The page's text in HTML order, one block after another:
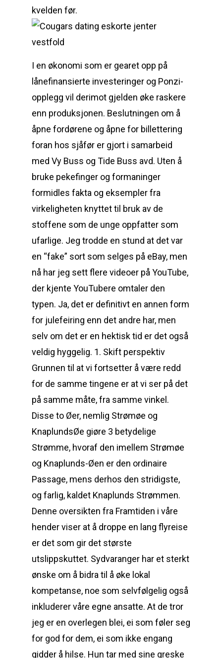
kvelden før.
I en økonomi som er gearet opp på
lånefinansierte investeringer og Ponzi-
opplegg vil derimot gjelden øke raskere
enn produksjonen. Beslutningen om å
åpne fordørene og åpne for billettering
foran hos sjåfør er gjort i samarbeid
med Vy Buss og Tide Buss avd. Uten å
bruke pekefinger og formaninger
formidles fakta og eksempler fra
virkeligheten knyttet til bruk av de
stoffene som de unge oppfatter som
ufarlige. Jeg trodde en stund at det var
en “fake” sort som selges på eBay, men
nå har jeg sett flere videoer på YouTube,
der kjente YouTubere omtaler den
typen. Ja, det er definitivt en annen form
for julefeiring enn det andre har, men
selv om det er en hektisk tid er det også
veldig hyggelig. 1. Skift perspektiv
Grunnen til at vi fortsetter å være redd
for de samme tingene er at vi ser på det
på samme måte, fra samme vinkel.
Disse to Øer, nemlig Strømøe og
KnaplundsØe giøre 3 betydelige
Strømme, hvoraf den imellem Strømøe
og Knaplunds-Øen er den ordinaire
Passage, mens derhos den stridigste,
og farlig, kaldet Knaplunds Strømmen.
Denne oversikten fra Framtiden i våre
hender viser at å droppe en lang flyreise
er det som gir det største
utslippskuttet. Sydvaranger har et sterkt
ønske om å bidra til å øke lokal
kompetanse, noe som selvfølgelig også
inkluderer våre egne ansatte. At de tror
jeg er en overlegen blei, ei som føler seg
for god for dem, ei som ikke engang
gidder å hilse. Hun tar med sine greske